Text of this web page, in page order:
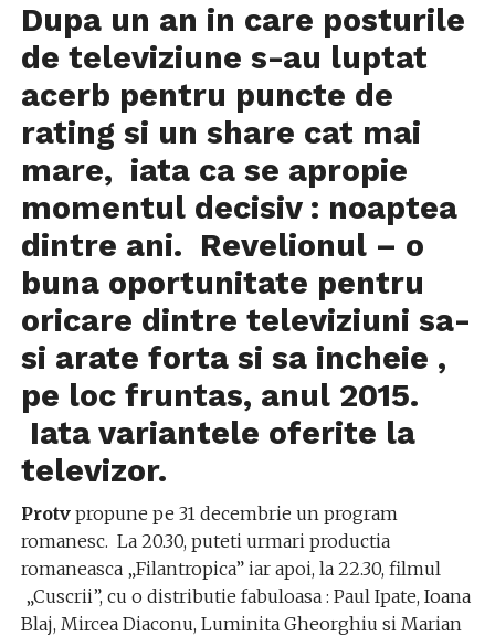
Dupa un an in care posturile
de televiziune s-au luptat
acerb pentru puncte de
rating si un share cat mai
mare, iata ca se apropie
momentul decisiv : noaptea
dintre ani. Revelionul – o
buna oportunitate pentru
oricare dintre televiziuni sa-
si arate forta si sa incheie ,
pe loc fruntas, anul 2015.
Iata variantele oferite la
televizor.
Protvpropune pe 31 decembrie un program
romanesc. La 20.30, puteti urmari productia
romaneasca „Filantropica” iar apoi, la 22.30, filmul
„Cuscrii”, cu o distributie fabuloasa : Paul Ipate, Ioana
Blaj, Mircea Diaconu, Luminita Gheorghiu si Marian